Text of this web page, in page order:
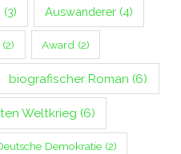
(3) Auswanderer(4)
(2) Award (2)
biografischer Roman (6)
Weltkrieg (6)
Demokratie(2)